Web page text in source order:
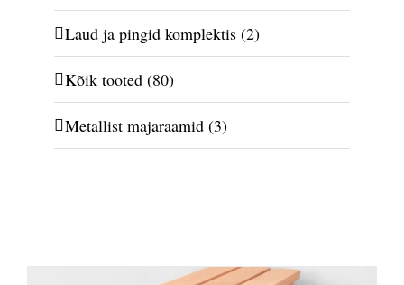
Laud ja pingid komplektis (2)
Kõik tooted (80)
Metallist majaraamid (3)